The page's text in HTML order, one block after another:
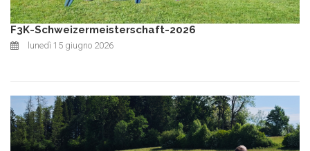
F3K-Schweizermeisterschaft-2026
lunedì 15 giugno 2026